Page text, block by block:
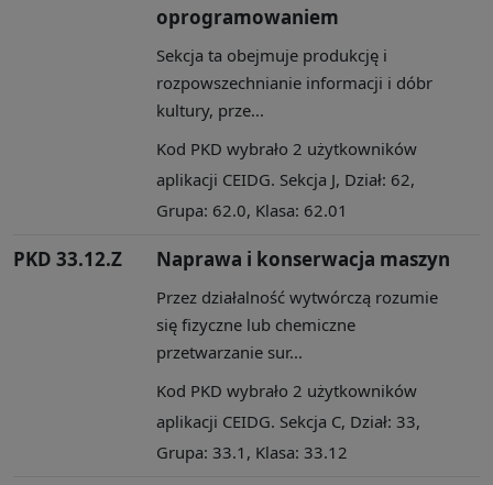
oprogramowaniem
Sekcja ta obejmuje produkcję i
rozpowszechnianie informacji i dóbr
kultury, prze...
Kod PKD wybrało 2 użytkowników
aplikacji CEIDG. Sekcja J, Dział: 62,
Grupa: 62.0, Klasa: 62.01
PKD 33.12.Z Naprawa i konserwacja maszyn
Przez działalność wytwórczą rozumie
się fizyczne lub chemiczne
przetwarzanie sur...
Kod PKD wybrało 2 użytkowników
aplikacji CEIDG. Sekcja C, Dział: 33,
Grupa: 33.1, Klasa: 33.12